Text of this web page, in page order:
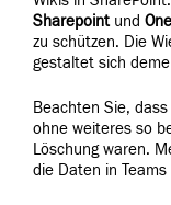
Sharepointund
zu schützen. Die
gestaltet sich
Beachten Sie,
ohne weiteres so
Löschung waren.
die Daten in